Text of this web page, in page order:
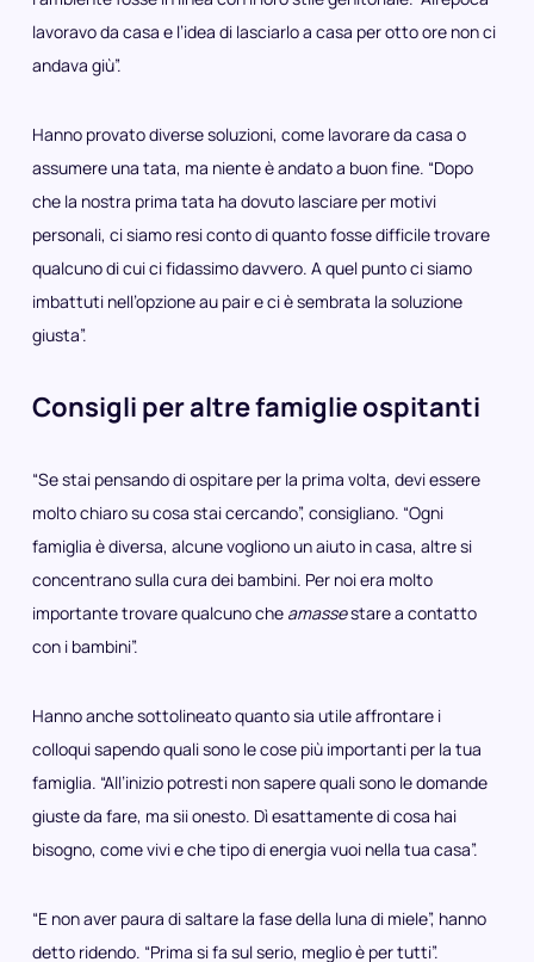
lavoravo da casa e l’idea di lasciarlo a casa per otto ore non ci
andava giù”.
Hanno provato diverse soluzioni, come lavorare da casa o
assumere una tata, ma niente è andato a buon fine. “Dopo
che la nostra prima tata ha dovuto lasciare per motivi
personali, ci siamo resi conto di quanto fosse difficile trovare
qualcuno di cui ci fidassimo davvero. A quel punto ci siamo
imbattuti nell’opzione au pair e ci è sembrata la soluzione
giusta”.
Consigli per altre famiglie ospitanti
“Se stai pensando di ospitare per la prima volta, devi essere
molto chiaro su cosa stai cercando”, consigliano. “Ogni
famiglia è diversa, alcune vogliono un aiuto in casa, altre si
concentrano sulla cura dei bambini. Per noi era molto
importante trovare qualcuno che amassestare a contatto
con i bambini”.
Hanno anche sottolineato quanto sia utile affrontare i
colloqui sapendo quali sono le cose più importanti per la tua
famiglia. “All’inizio potresti non sapere quali sono le domande
giuste da fare, ma sii onesto. Dì esattamente di cosa hai
bisogno, come vivi e che tipo di energia vuoi nella tua casa”.
“E non aver paura di saltare la fase della luna di miele”, hanno
detto ridendo. “Prima si fa sul serio, meglio è per tutti”.